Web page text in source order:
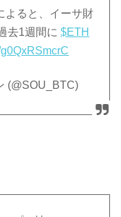
よると、イーサ財
去1週間に$ETH
(@SOU_BTC)